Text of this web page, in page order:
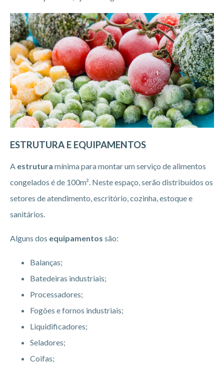
ESTRUTURA E EQUIPAMENTOS
A estrutura mínima para montar um serviço de alimentos
congelados é de 100m². Neste espaço, serão distribuídos os
setores de atendimento, escritório, cozinha, estoque e
sanitários.
Alguns dos equipamentos são:
Balanças;
Batedeiras industriais;
Processadores;
Fogões e fornos industriais;
Liquidificadores;
Seladores;
Coifas;